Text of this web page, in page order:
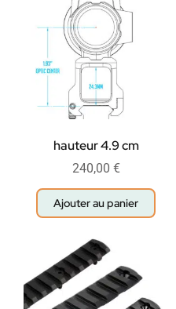
hauteur 4.9 cm
240,00 €
Ajouter au panier